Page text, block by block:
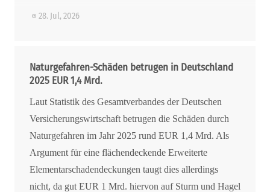
28. Jul, 2026
Naturgefahren-Schäden betrugen in Deutschland
2025 EUR 1,4 Mrd.
Laut Statistik des Gesamtverbandes der Deutschen
Versicherungswirtschaft betrugen die Schäden durch
Naturgefahren im Jahr 2025 rund EUR 1,4 Mrd. Als
Argument für eine flächendeckende Erweiterte
Elementarschadendeckungen taugt dies allerdings
nicht, da gut EUR 1 Mrd. hiervon auf Sturm und Hagel